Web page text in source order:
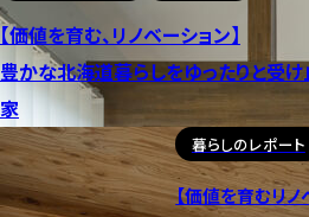
【価値を育む、リノベーション】
豊かな北海道暮らしをゆったりと受
家
暮らしのレポート
【価値を育むリノ